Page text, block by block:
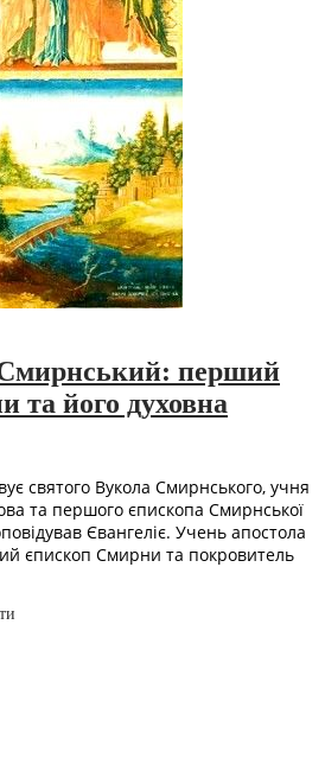
перший
та його духовна
святого Вукола Смирнського, учня
та першого єпископа Смирнської
Євангеліє. Учень апостола
єпископ Смирни та покровитель